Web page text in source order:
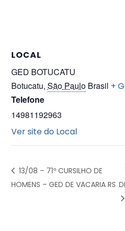
LOCAL
GED BOTUCATU
Botucatu, São Paulo Brasil +
Telefone
14981192963
Ver site do Local
13/08 – 71º CURSILHO DE
HOMENS – GED DE VACARIA RS